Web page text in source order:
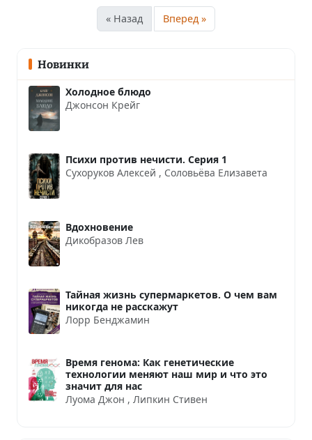
« Назад Вперед »
Новинки
Холодное блюдо
Джонсон Крейг
Психи против нечисти. Серия 1
Сухоруков Алексей , Соловьёва Елизавета
Вдохновение
Дикобразов Лев
Тайная жизнь супермаркетов. О чем вам
никогда не расскажут
Лорр Бенджамин
Время генома: Как генетические
технологии меняют наш мир и что это
значит для нас
Луома Джон , Липкин Стивен